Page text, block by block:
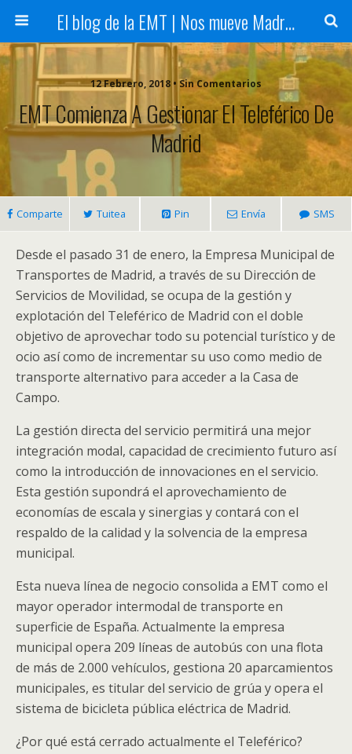
El blog de la EMT | Nos mueve Madrid
12 Febrero, 2018 • Sin Comentarios
EMT Comienza A Gestionar El Teleférico De
Madrid
Comparte Tuitea Pin Envía SMS
Desde el pasado 31 de enero, la Empresa Municipal de
Transportes de Madrid, a través de su Dirección de
Servicios de Movilidad, se ocupa de la gestión y
explotación del Teleférico de Madrid con el doble
objetivo de aprovechar todo su potencial turístico y de
ocio así como de incrementar su uso como medio de
transporte alternativo para acceder a la Casa de
Campo.
La gestión directa del servicio permitirá una mejor
integración modal, capacidad de crecimiento futuro así
como la introducción de innovaciones en el servicio.
Esta gestión supondrá el aprovechamiento de
economías de escala y sinergias y contará con el
respaldo de la calidad y la solvencia de la empresa
municipal.
Esta nueva línea de negocio consolida a EMT como el
mayor operador intermodal de transporte en
superficie de España. Actualmente la empresa
municipal opera 209 líneas de autobús con una flota
de más de 2.000 vehículos, gestiona 20 aparcamientos
municipales, es titular del servicio de grúa y opera el
sistema de bicicleta pública eléctrica de Madrid.
¿Por qué está cerrado actualmente el Teleférico?